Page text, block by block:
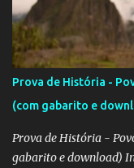
Prova de História -
(com gabarito e
Prova de História -
gabarito e download)